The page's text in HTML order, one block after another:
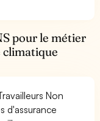
pour le métier
climatique
Non
d'assurance